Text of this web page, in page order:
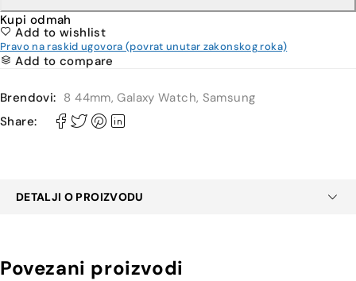
Kupi odmah
Add to wishlist
Pravo na raskid ugovora (povrat unutar zakonskog roka)
Add to compare
Brendovi: 8 44mm,Galaxy Watch, Samsung
Share:
DETALJI O PROIZVODU
Povezani proizvodi